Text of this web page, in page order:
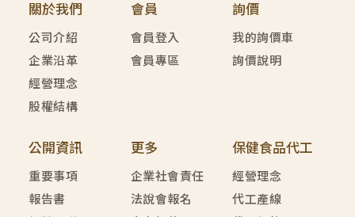
關於我們
公司介紹
企業沿革
經營理念
股權結構
會員
會員登入
會員專區
詢價
我的詢價車
詢價說明
公開資訊
重要事項
報告書
更多
企業社會責任
法說會報名
保健食品代工
經營理念
代工產線